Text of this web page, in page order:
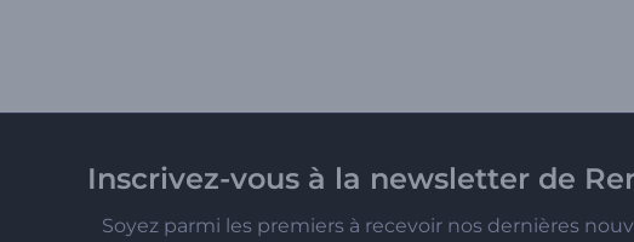
Inscrivez-vous à la newsletter de
Soyez parmi les premiers à recevoir nos dernières